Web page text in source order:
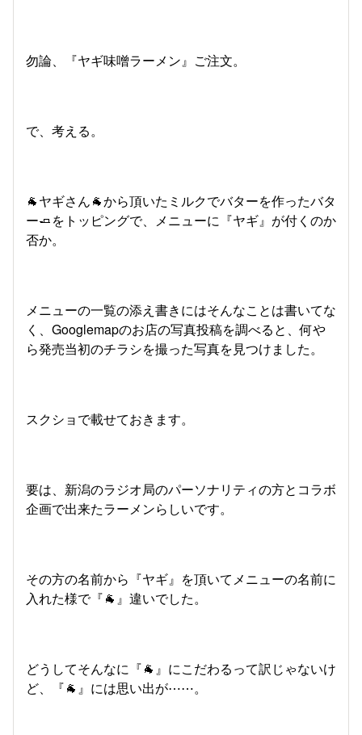
勿論、『ヤギ味噌ラーメン』ご注文。
で、考える。
🐐ヤギさん🐐から頂いたミルクでバターを作ったバタ
ー🧈をトッピングで、メニューに『ヤギ』が付くのか
否か。
メニューの一覧の添え書きにはそんなことは書いてな
く、Googlemapのお店の写真投稿を調べると、何や
ら発売当初のチラシを撮った写真を見つけました。
スクショで載せておきます。
要は、新潟のラジオ局のパーソナリティの方とコラボ
企画で出来たラーメンらしいです。
その方の名前から『ヤギ』を頂いてメニューの名前に
入れた様で『🐐』違いでした。
どうしてそんなに『🐐』にこだわるって訳じゃないけ
ど、『🐐』には思い出が⋯⋯。